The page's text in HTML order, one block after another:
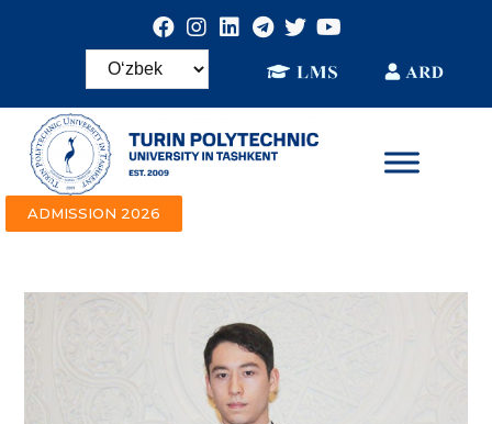
ADMISSION 2026